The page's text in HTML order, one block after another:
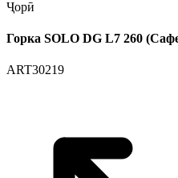
Ҷорӣ
Горка SOLO DG L7 260
ART30219